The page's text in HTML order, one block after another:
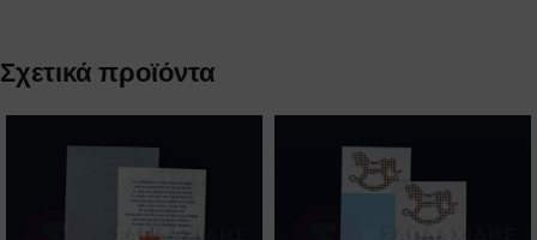
Σχετικά προϊόντα